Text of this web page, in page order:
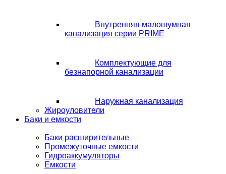
Внутренняя малошумная
канализация серии PRIME
Комплектующие для
безнапорной канализации
Наружная канализация
Жироуловители
Баки и емкости
Баки расширительные
Промежуточные емкости
Гидроаккумуляторы
Емкости